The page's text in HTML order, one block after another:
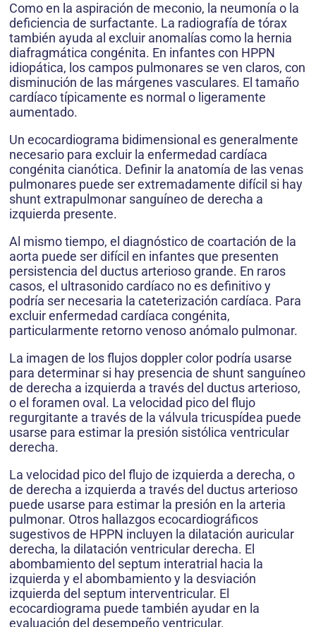
Como en la aspiración de meconio, la neumonía o la
deficiencia de surfactante. La radiografía de tórax
también ayuda al excluir anomalías como la hernia
diafragmática congénita. En infantes con HPPN
idiopática, los campos pulmonares se ven claros, con
disminución de las márgenes vasculares. El tamaño
cardíaco típicamente es normal o ligeramente
aumentado.
Un ecocardiograma bidimensional es generalmente
necesario para excluir la enfermedad cardíaca
congénita cianótica. Definir la anatomía de las venas
pulmonares puede ser extremadamente difícil si hay
shunt extrapulmonar sanguíneo de derecha a
izquierda presente.
Al mismo tiempo, el diagnóstico de coartación de la
aorta puede ser difícil en infantes que presenten
persistencia del ductus arterioso grande. En raros
casos, el ultrasonido cardíaco no es definitivo y
podría ser necesaria la cateterización cardíaca. Para
excluir enfermedad cardíaca congénita,
particularmente retorno venoso anómalo pulmonar.
La imagen de los flujos doppler color podría usarse
para determinar si hay presencia de shunt sanguíneo
de derecha a izquierda a través del ductus arterioso,
o el foramen oval. La velocidad pico del flujo
regurgitante a través de la válvula tricuspídea puede
usarse para estimar la presión sistólica ventricular
derecha.
La velocidad pico del flujo de izquierda a derecha, o
de derecha a izquierda a través del ductus arterioso
puede usarse para estimar la presión en la arteria
pulmonar. Otros hallazgos ecocardiográficos
sugestivos de HPPN incluyen la dilatación auricular
derecha, la dilatación ventricular derecha. El
abombamiento del septum interatrial hacia la
izquierda y el abombamiento y la desviación
izquierda del septum interventricular. El
ecocardiograma puede también ayudar en la
evaluación del desempeño ventricular.